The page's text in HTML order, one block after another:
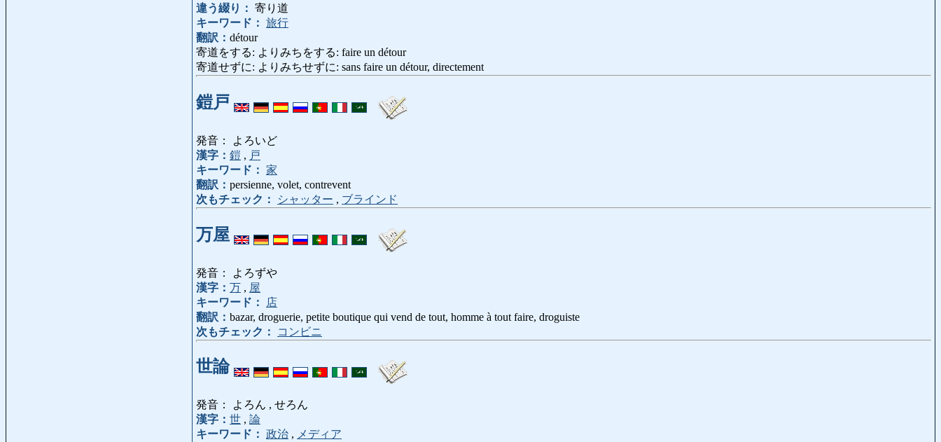
違う綴り： 寄り道
キーワード： 旅行
翻訳： détour
寄道をする: よりみちをする: faire un détour
寄道せずに: よりみちせずに: sans faire un détour, directement
鎧戸
発音： よろいど
漢字： 鎧 , 戸
キーワード： 家
翻訳： persienne, volet, contrevent
次もチェック：
シャッター , ブラインド
万屋
発音： よろずや
漢字： 万 , 屋
キーワード：
店
翻訳： bazar, droguerie, petite boutique qui vend de tout, homme à tout faire, droguiste
次もチェック：
コンビニ
世論
発音： よろん , せろん
漢字： 世 , 論
キーワード： 政治 , メディア